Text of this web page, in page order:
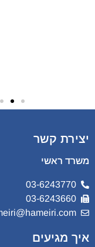
יצירת קשר
משרד ראשי
03-6243770
03-6243660
איך מגיעים